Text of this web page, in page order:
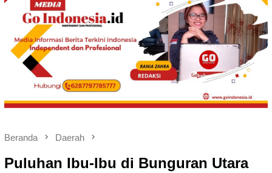
Beranda Daerah
Puluhan Ibu-Ibu di Bunguran Utara